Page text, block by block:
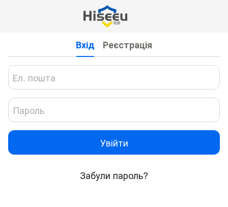
Вхід Реєстрація
Увійти
Забули пароль?